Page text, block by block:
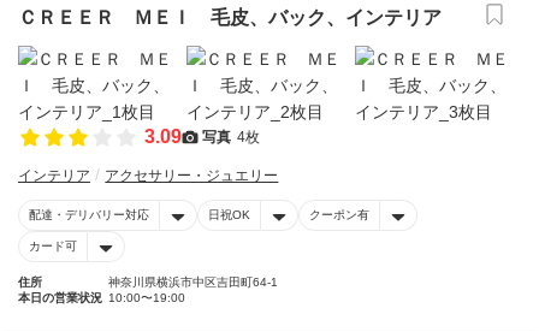
ＣＲＥＥＲ ＭＥＩ 毛皮、バック、インテリア
3.09 写真 4枚
インテリア アクセサリー・ジュエリー
配達・デリバリー対応 日祝OK クーポン有
カード可
住所
神奈川県横浜市中区吉田町64-1
本日の営業状況 10:00〜19:00